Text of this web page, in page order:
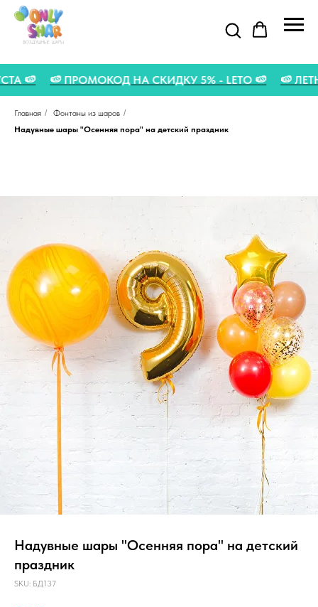
🍉 🍉 ПРОМОКОД НА СКИДКУ 5% - LETO 🍉 🍉
Главная / Фонтаны из шаров /
Надувные шары "Осенняя пора" на детский праздник
Надувные шары "Осенняя пора" на детский
праздник
SKU: БД137